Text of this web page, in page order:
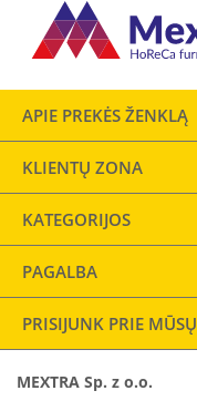
APIE PREKĖS ŽENKLĄ
KLIENTŲ ZONA
KATEGORIJOS
PAGALBA
PRISIJUNK PRIE MŪSŲ
MEXTRA Sp. z o.o.